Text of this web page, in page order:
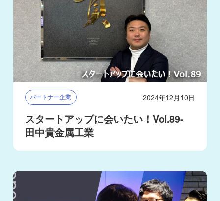
パートナー企業 2024年12月10日
スタートアップに会いたい！Vol.89-
田中貴金属工業